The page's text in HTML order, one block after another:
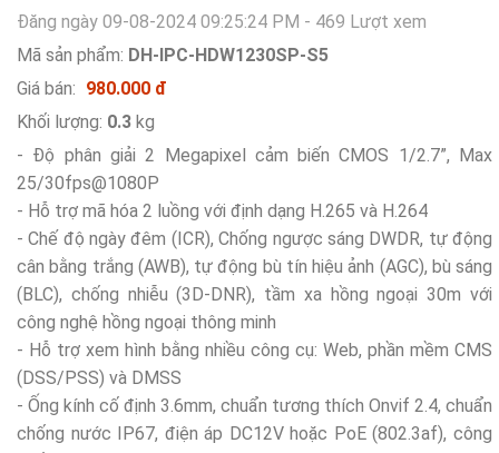
Đăng ngày 09-08-2024 09:25:24 PM - 469 Lượt xem
Mã sản phẩm: DH-IPC-HDW1230SP-S5
Giá bán: 980.000 đ
Khối lượng: 0.3 kg
- Độ phân giải 2 Megapixel cảm biến CMOS 1/2.7”, Max
25/30fps@1080P
- Hỗ trợ mã hóa 2 luồng với định dạng H.265 và H.264
- Chế độ ngày đêm (ICR), Chống ngược sáng DWDR, tự động
cân bằng trắng (AWB), tự động bù tín hiệu ảnh (AGC), bù sáng
(BLC), chống nhiễu (3D-DNR), tầm xa hồng ngoại 30m với
công nghệ hồng ngoại thông minh
- Hỗ trợ xem hình bằng nhiều công cụ: Web, phần mềm CMS
(DSS/PSS) và DMSS
- Ống kính cố định 3.6mm, chuẩn tương thích Onvif 2.4, chuẩn
chống nước IP67, điện áp DC12V hoặc PoE (802.3af), công